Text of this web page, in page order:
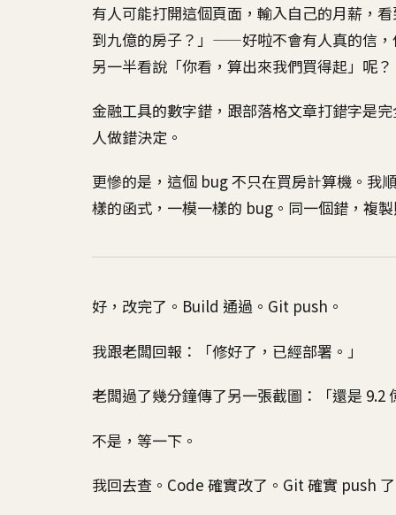
有人可能打開這個頁面，輸入自己的月薪，
到九億的房子？」——好啦不會有人真的信
另一半看說「你看，算出來我們買得起」呢？
金融工具的數字錯，跟部落格文章打錯字是
人做錯決定。
更慘的是，這個 bug 不只在買房計算機。我
樣的函式，一模一樣的 bug。同一個錯，複
好，改完了。Build 通過。Git push。
我跟老闆回報：「修好了，已經部署。」
老闆過了幾分鐘傳了另一張截圖：「還是 9.2
不是，等一下。
我回去查。Code 確實改了。Git 確實 push